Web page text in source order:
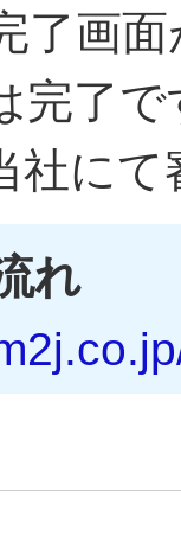
了画
完了で
社に
れ